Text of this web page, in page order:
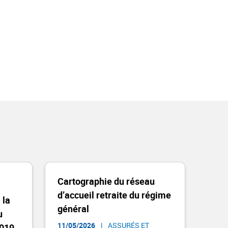
la
Cartographie du réseau
d’accueil retraite du régime
général
11/05/2026 | ASSURÉS ET